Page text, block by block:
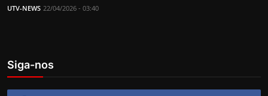
UTV-NEWS 22/04/2026 - 03:40
Siga-nos